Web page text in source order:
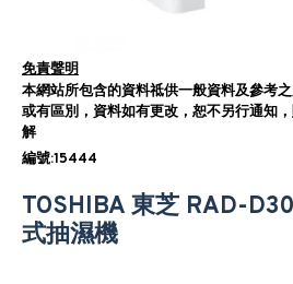
免責聲明
本網站所包含的資料祗供一般資料及參考
或有區別，資料如有更改，恕不另行通知
解
編號:15444
TOSHIBA 東芝 RAD-
式抽濕機